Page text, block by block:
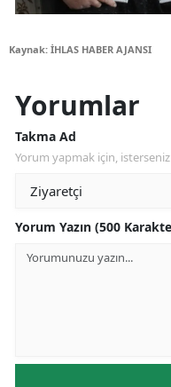
Kaynak: İHLAS HABER AJANSI
Yorumlar
Takma Ad
Yorum yapmak için, isterseniz
Yorum Yazın (500